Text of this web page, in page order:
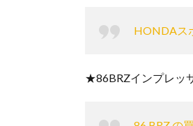
HONDAス
★86BRZインプレッ